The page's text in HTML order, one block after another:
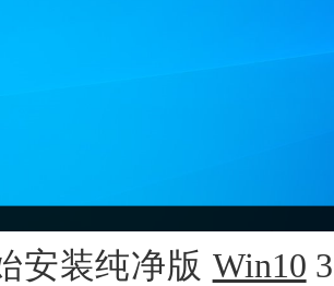
装纯净版 Win10